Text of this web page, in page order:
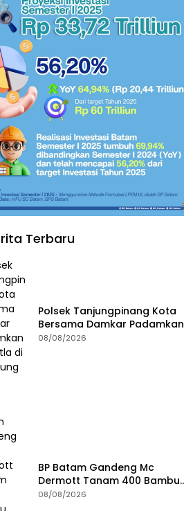
Terbaru
Polsek Tanjungpinang Kota
Bersama Damkar Padamkan
Karhutla di Kampung Bugis
08/08/2026
BP Batam Gandeng Mc
Dermott Tanam 400 Bambu
Betung di Bendungan Sei
08/08/2026